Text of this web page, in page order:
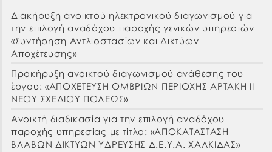
Διακήρυξη ανοικτού ηλεκτρονικού διαγωνισμού για
την επιλογή αναδόχου παροχής γενικών υπηρεσιών
«Συντήρηση Αντλιοστασίων και Δικτύων
Αποχέτευσης»
Προκήρυξη ανοικτού διαγωνισμού ανάθεσης του
έργου: «ΑΠΟΧΕΤΕΥΣΗ ΟΜΒΡΙΩΝ ΠΕΡΙΟΧΗΣ ΑΡΤΑΚΗ ΙΙ
ΝΕΟΥ ΣΧΕΔΙΟΥ ΠΟΛΕΩΣ»
Ανοικτή διαδικασία για την επιλογή αναδόχου
παροχής υπηρεσίας με τίτλο: «ΑΠΟΚΑΤΑΣΤΑΣΗ
ΒΛΑΒΩΝ ΔΙΚΤΥΩΝ ΥΔΡΕΥΣΗΣ Δ.Ε.Υ.Α. ΧΑΛΚΙΔΑΣ»